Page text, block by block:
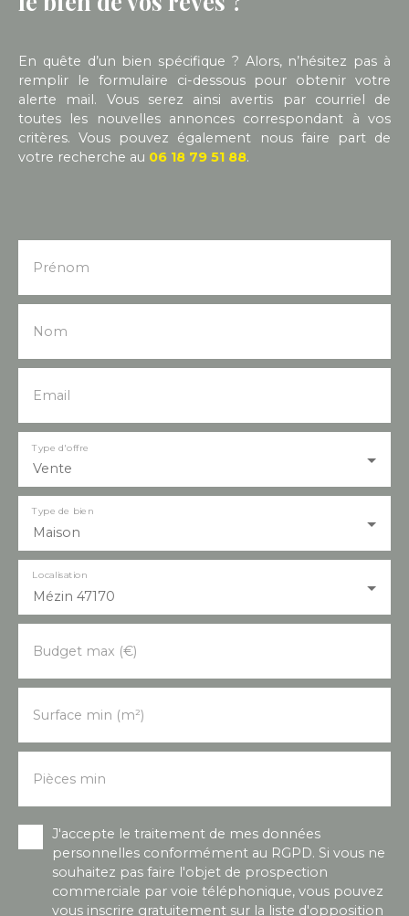
supplémentaires.
En quête d’un bien spécifique ? Alors, n’hésitez pas à
remplir le formulaire ci-dessous pour obtenir votre
alerte mail. Vous serez ainsi avertis par courriel de
toutes les nouvelles annonces correspondant à vos
critères. Vous pouvez également nous faire part de
votre recherche au 06 18 79 51 88.
Prénom
Nom
Email
Vente
Type d'offre
Maison
Type de bien
Mézin 47170
Localisation
Budget max (€)
Surface min (m²)
Pièces min
J'accepte le traitement de mes données
personnelles conformément au RGPD. Si vous ne
souhaitez pas faire l'objet de prospection
commerciale par voie téléphonique, vous pouvez
vous inscrire gratuitement sur la liste d'opposition